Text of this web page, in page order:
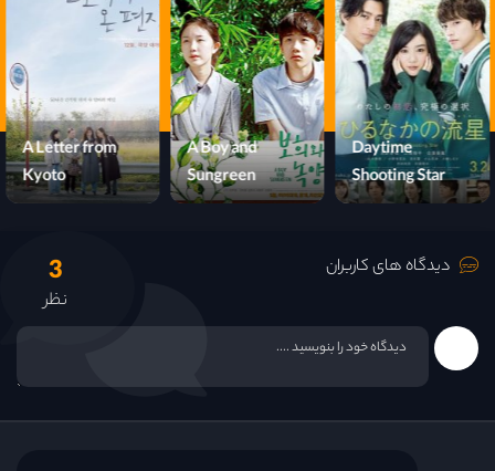
Daytime
Shooting Star
A Boy and
Sungreen
A Letter from
Kyoto
دیدگاه های کاربران 3
نظر